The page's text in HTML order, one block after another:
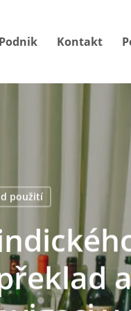
Podnik Kontakt
použití